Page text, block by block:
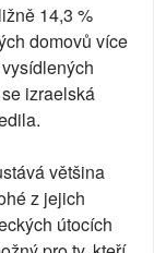
14,3 %
domovů více
izraelská
většina
z jejich
útocích